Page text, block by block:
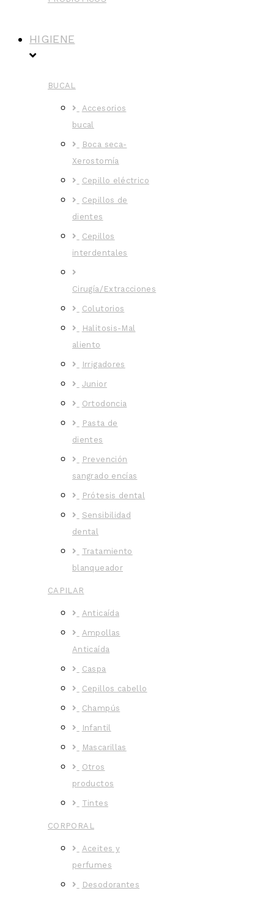
HIGIENE
BUCAL
Accesorios
bucal
Boca seca-
Xerostomía
Cepillo eléctrico
Cepillos de
dientes
Cepillos
interdentales
Cirugía/Extracciones
Colutorios
Halitosis-Mal
aliento
Irrigadores
Junior
Ortodoncia
Pasta de
dientes
Prevención
sangrado encías
Prótesis dental
Sensibilidad
dental
Tratamiento
blanqueador
CAPILAR
Anticaída
Ampollas
Anticaída
Caspa
Cepillos cabello
Champús
Infantil
Mascarillas
Otros
productos
Tintes
CORPORAL
Aceites y
perfumes
Desodorantes